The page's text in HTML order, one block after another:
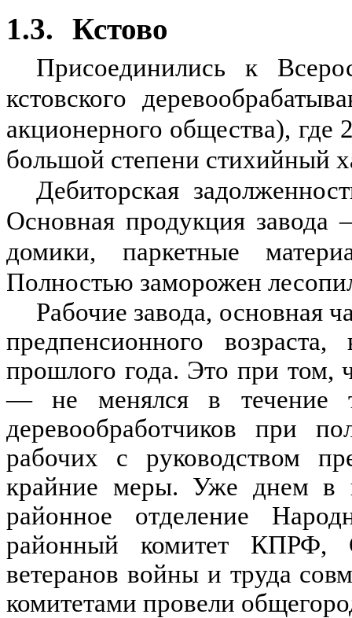
1.3. Кстово
Присоединились к
кстовского
акционерного общества),
большой степени стихийный
Дебиторская
Основная продукция
домики, паркетные
Полностью заморожен
Рабочие завода, основная
предпенсионного
прошлого года. Это при том,
— не менялся в течение
деревообработчиков при
рабочих с руководством
крайние меры. Уже днем в
районное отделение
районный комитет КПРФ,
ветеранов войны и труда
комитетами провели